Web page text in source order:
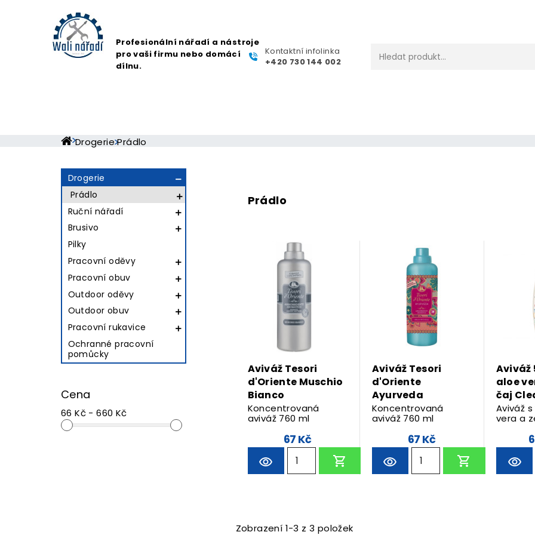
Profesionální nářadí a nástroje
pro vaši firmu nebo domácí
dílnu.
Kontaktní infolinka
+420 730 144 002
Drogerie Prádlo
Ruční nářadí 
Brusivo 
Pilky
Pracovní oděvy

Pracovní obuv 
Outdoor oděvy 
Outdoor obuv 
Pracovní rukavice 
Ochranné pracovní
pomůcky
Drogerie 
Prádlo 
Cena
66 Kč - 660 Kč
Prádlo
Aviváž Tesori
d'Oriente Muschio
Bianco
Koncentrovaná
aviváž 760 ml
67 Kč
Aviváž Tesori
d'Oriente
Ayurveda
Koncentrovaná
aviváž 760 ml
67 Kč
Aviváž
aloe
čaj
Aviváž
vera a
Zobrazení 1-3 z 3 položek